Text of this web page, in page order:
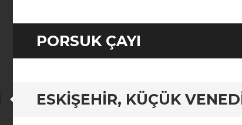
PORSUK ÇAYI
ESKIŞEHIR, KÜÇÜK
Standard